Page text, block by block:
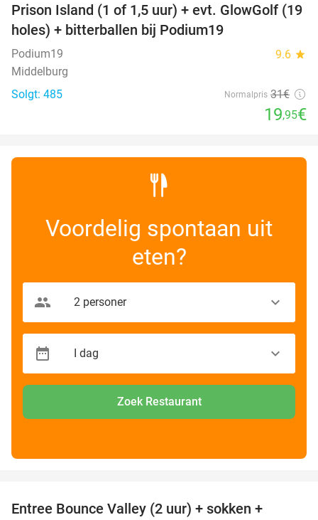
36%
Prison Island (1 of 1,5 uur) + evt. GlowGolf (19
holes) + bitterballen bij Podium19
Podium19 9.6 star
Middelburg
Solgt: 485
Normalpris 31€
19,95€
Voordelig spontaan uit
eten?
Zoek Restaurant
Entree Bounce Valley (2 uur) + sokken +